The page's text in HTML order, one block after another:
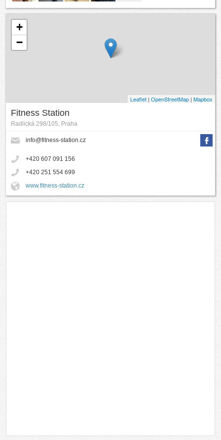
+
−
Leaflet | OpenStreetMap | Mapbox
Fitness Station
Radlická 298/105, Praha
info@fitness-station.cz
+420 607 091 156
+420 251 554 699
www.fitness-station.cz